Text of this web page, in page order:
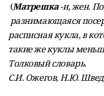
(Матрешка-и, жен.
разнимающаяся
расписная кукла, в
такие же куклы
Толковый словарь.
С.И. Ожегов, Н.Ю.